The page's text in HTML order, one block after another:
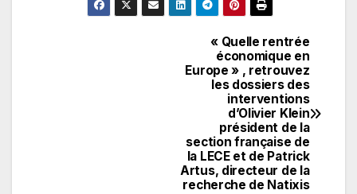
« Quelle rentrée
économique en
Europe » , retrouvez
les dossiers des
interventions
d’Olivier Klein
président de la
section française de
la LECE et de Patrick
Artus, directeur de la
recherche de Natixis